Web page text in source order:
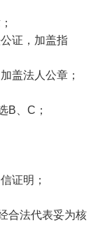
证，加盖指
盖法人公章；
、C；
证明；
法代表妥为核